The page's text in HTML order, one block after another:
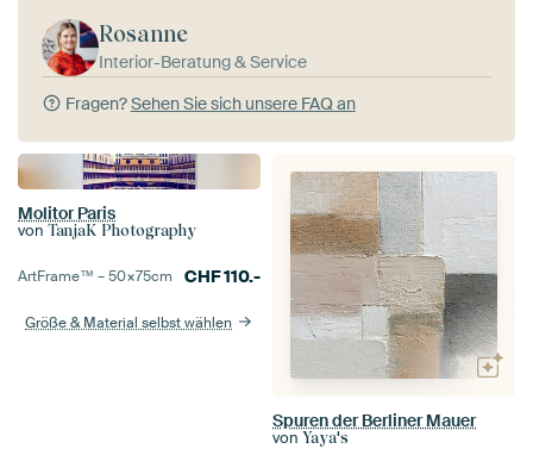
Rosanne
Interior-Beratung & Service
Fragen?Sehen Sie sich unsere FAQ an
Molitor Paris
von TanjaK Photography
ArtFrame™ –50×75cm CHF110.-
Größe & Material selbst wählen
Spuren der Berliner Mauer
von Yaya's